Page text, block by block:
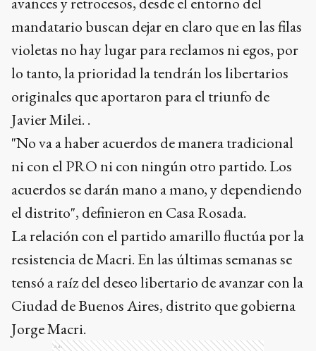
mandatario buscan dejar en claro que en las filas
violetas no hay lugar para reclamos ni egos, por
lo tanto, la prioridad la tendrán los libertarios
originales que aportaron para el triunfo de
Javier Milei. .
"No va a haber acuerdos de manera tradicional
ni con el PRO ni con ningún otro partido. Los
acuerdos se darán mano a mano, y dependiendo
el distrito", definieron en Casa Rosada.
La relación con el partido amarillo fluctúa por la
resistencia de Macri. En las últimas semanas se
tensó a raíz del deseo libertario de avanzar con la
Ciudad de Buenos Aires, distrito que gobierna
Jorge Macri.
Ads